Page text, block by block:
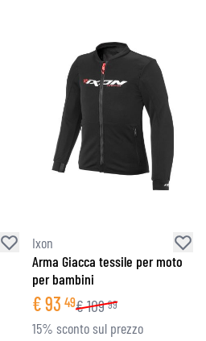
Ixon
Arma Giacca tessile per moto
per bambini
€93 49€109 99
15% sconto sul prezzo